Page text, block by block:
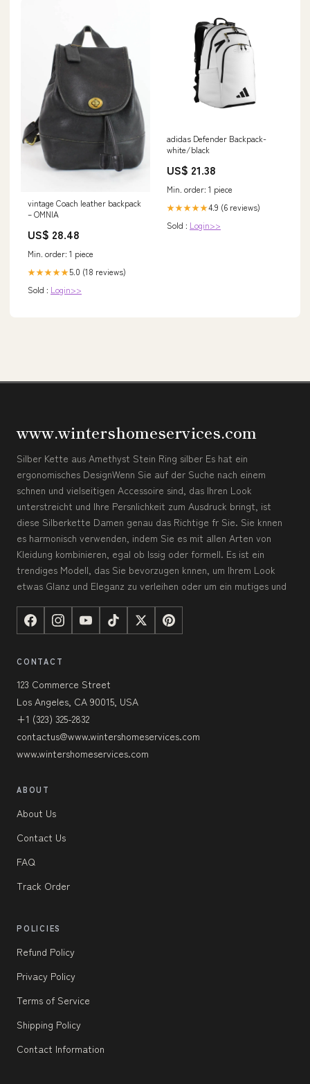
vintage Coach leather backpack
– OMNIA
US$ 28.48
Min. order: 1 piece
★★★★★5.0 (18 reviews)
Sold : Login>>
adidas Defender Backpack-
white/black
US$ 21.38
Min. order: 1 piece
★★★★★4.9 (6 reviews)
Sold : Login>>
www.wintershomeservices.com
Silber Kette aus Amethyst Stein Ring silber Es hat ein
ergonomisches DesignWenn Sie auf der Suche nach einem
schnen und vielseitigen Accessoire sind, das Ihren Look
unterstreicht und Ihre Persnlichkeit zum Ausdruck bringt, ist
diese Silberkette Damen genau das Richtige fr Sie. Sie knnen
es harmonisch verwenden, indem Sie es mit allen Arten von
Kleidung kombinieren, egal ob lssig oder formell. Es ist ein
trendiges Modell, das Sie bevorzugen knnen, um Ihrem Look
etwas Glanz und Eleganz zu verleihen oder um ein mutiges und
CONTACT
123 Commerce Street
Los Angeles, CA 90015, USA
+1 (323) 325-2832
contactus@www.wintershomeservices.com
www.wintershomeservices.com
ABOUT
About Us
Contact Us
FAQ
Track Order
POLICIES
Refund Policy
Privacy Policy
Terms of Service
Shipping Policy
Contact Information